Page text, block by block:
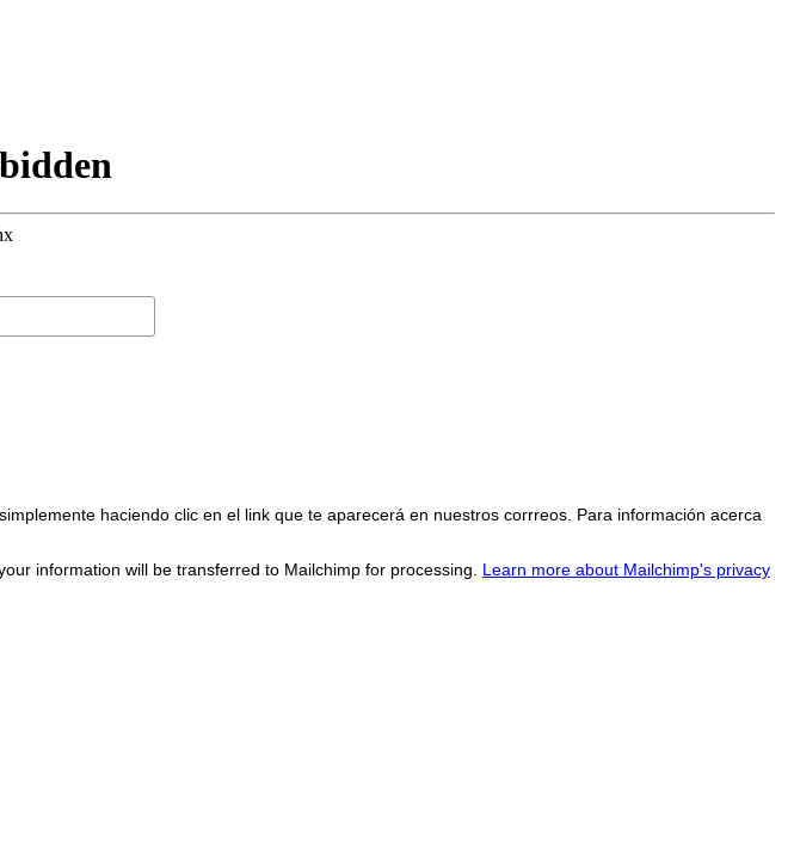
haciendo clic en el link que te aparecerá en nuestros corrreos. Para información acerca
information will be transferred to Mailchimp for processing. Learn more about Mailchimp's privacy